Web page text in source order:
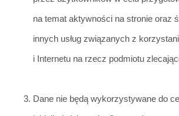
na temat aktywności na stronie oraz
innych usług związanych z
i Internetu na rzecz podmiotu
Dane nie będą wykorzystywane do